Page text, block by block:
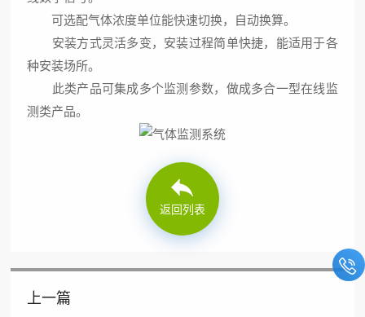
可选配气体浓度单位能快速切换，自动换算。
安装方式灵活多变，安装过程简单快捷，能适用于各
种安装场所。
此类产品可集成多个监测参数，做成多合一型在线监
测类产品。
返回列表
上一篇